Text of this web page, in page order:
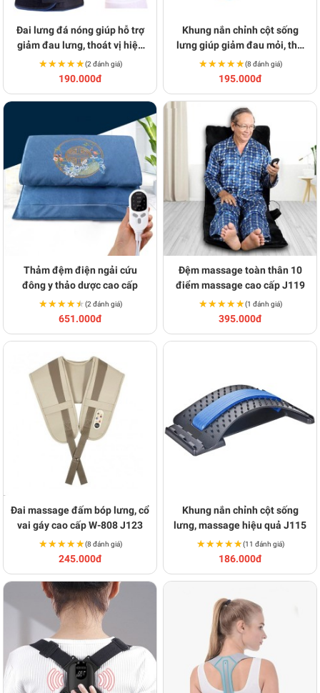
Đai lưng đá nóng giúp hỗ trợ
giảm đau lưng, thoát vị hiệu
quả BA1198
★★★★★
★★★★★(2 đánh giá)
190.000đ
Khung nắn chỉnh cột sống
lưng giúp giảm đau mỏi, thư
giãn cột sống BA765
★★★★★
★★★★★(8 đánh giá)
195.000đ
Thảm đệm điện ngải cứu
đông y thảo dược cao cấp
★★★★★
★★★★★(2 đánh giá)
651.000đ
Đệm massage toàn thân 10
điểm massage cao cấp J119
★★★★★
★★★★★(1 đánh giá)
395.000đ
Đai massage đấm bóp lưng, cổ
vai gáy cao cấp W-808 J123
★★★★★
★★★★★(8 đánh giá)
245.000đ
Khung nắn chỉnh cột sống
lưng, massage hiệu quả J115
★★★★★
★★★★★(11 đánh giá)
186.000đ